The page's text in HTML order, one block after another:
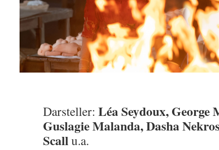
Darsteller: Léa Seydoux, George
Guslagie Malanda, Dasha
Scallu.a.